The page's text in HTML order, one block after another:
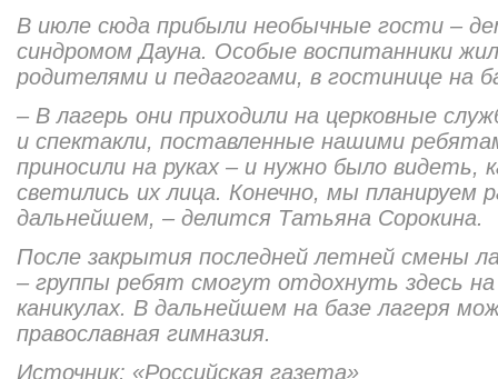
В июле сюда прибыли необычные гости –
синдромом Дауна. Особые воспитанники
родителями и педагогами, в гостинице на
– В лагерь они приходили на церковные
и спектакли, поставленные нашими
приносили на руках – и нужно было видеть,
светились их лица. Конечно, мы планируем
дальнейшем, – делится Татьяна Сорокина.
После закрытия последней летней смены
– группы ребят смогут отдохнуть здесь на
каникулах. В дальнейшем на базе лагеря
православная гимназия.
Источник: «Российская газета»